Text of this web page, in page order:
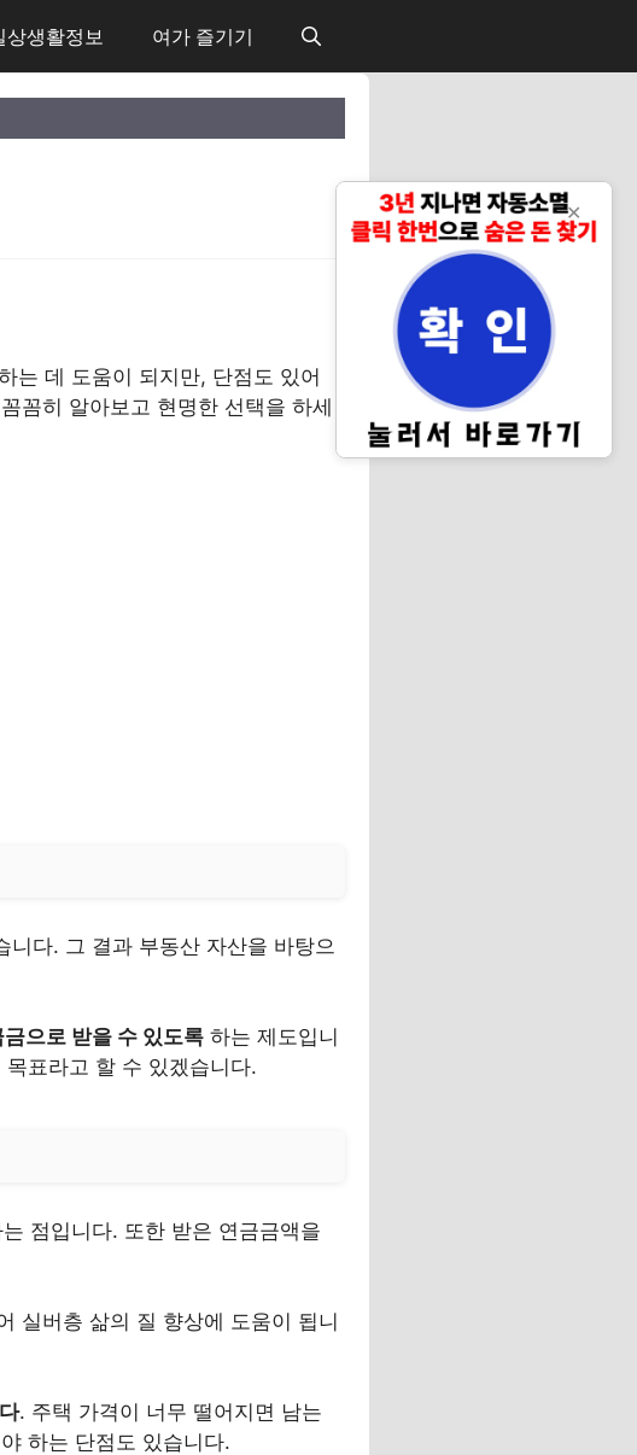
상생활정보 여가 즐기기
는 데 도움이 되지만, 단점도 있어
꼼히 알아보고 현명한 선택을 하세
다. 그 결과 부동산 자산을 바탕으
으로 받을 수 있도록 하는 제도입니
표라고 할 수 있겠습니다.
점입니다. 또한 받은 연금금액을
실버층 삶의 질 향상에 도움이 됩니
. 주택 가격이 너무 떨어지면 남는
하는 단점도 있습니다.
✕